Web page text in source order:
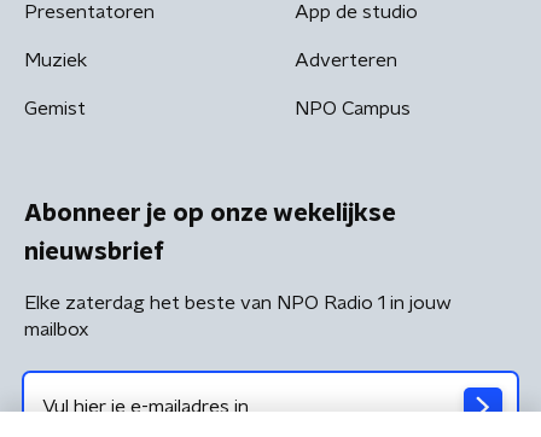
Presentatoren
Muziek
Gemist
App de studio
Adverteren
NPO Campus
Abonneer je op onze wekelijkse
nieuwsbrief
Elke zaterdag het beste van NPO Radio 1 in jouw
mailbox